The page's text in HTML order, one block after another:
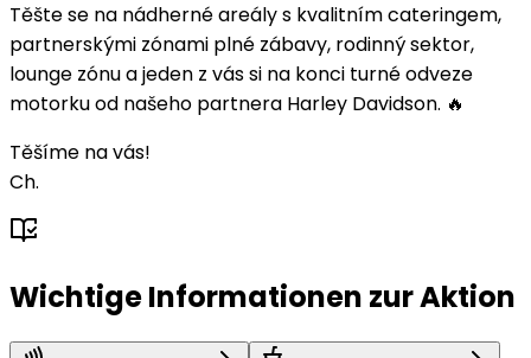
Těšte se na nádherné areály s kvalitním cateringem,
partnerskými zónami plné zábavy, rodinný sektor,
lounge zónu a jeden z vás si na konci turné odveze
motorku od našeho partnera Harley Davidson. 🔥
Těšíme na vás!
Ch.
Wichtige Informationen zur Aktion